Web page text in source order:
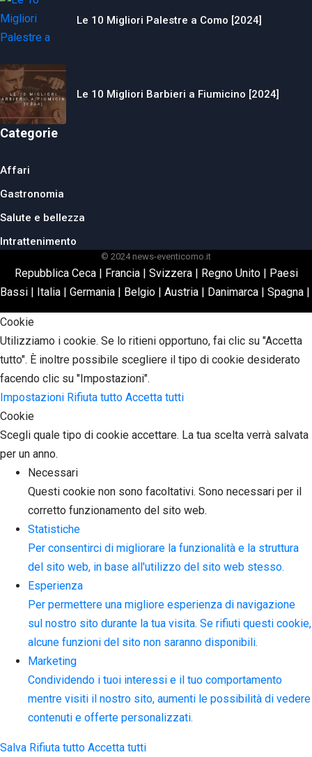
Le 10 Migliori Palestre a Como [2024]
Le 10 Migliori Barbieri a Fiumicino [2024]
Categorie
Affari
Gastronomia
Salute e bellezza
Intrattenimento
© 2024 news-eventicomo.it
Repubblica Ceca| Francia| Svizzera| Regno Unito| Paesi
Bassi | Italia | Germania | Belgio | Austria | Danimarca | Spagna |
Cookie
Utilizziamo i cookie. Se lo ritieni opportuno, fai clic su "Accetta
tutto". È inoltre possibile scegliere il tipo di cookie desiderato
facendo clic su "Impostazioni".
Impostazioni Rifiuta tutto Accetta tutti
Cookie
Scegli quale tipo di cookie accettare. La tua scelta verrà salvata
per un anno.
Necessari
Questi cookie non sono facoltativi. Sono necessari per il
corretto funzionamento del sito web.
Statistiche
Per consentirci di migliorare la funzionalità e la struttura
del sito web, in base all'utilizzo del sito web stesso.
Esperienza
Per permettere una migliore esperienza di navigazione
sul nostro sito durante la tua visita. Se rifiuti questi cookie,
alcune funzioni del sito non saranno disponibili.
Marketing
Condividendo i tuoi interessi e il tuo comportamento
mentre visiti il nostro sito, aumenti le possibilità di vedere
contenuti e offerte personalizzati.
Salva Rifiuta tutto Accetta tutti